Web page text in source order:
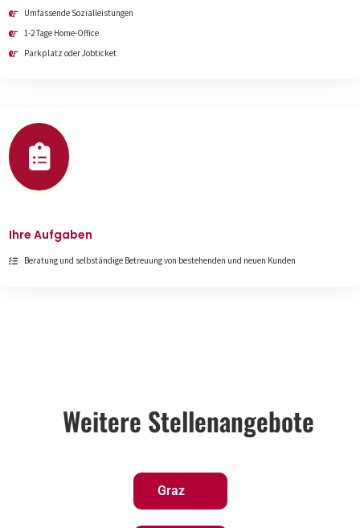
Umfassende Sozialleistungen
1-2 Tage Home-Office
Parkplatz oder Jobticket
Ihre Aufgaben
Beratung und selbständige Betreuung von bestehenden und neuen Kunden
Weitere Stellenangebote
Graz